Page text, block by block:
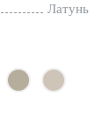
Латунь